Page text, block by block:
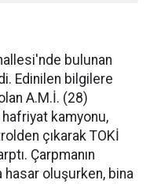
bulunan
Edinilen bilgilere
A.M.İ. (28)
kamyonu,
çıkarak TOKİ
Çarpmanın
hasar oluşurken, bina